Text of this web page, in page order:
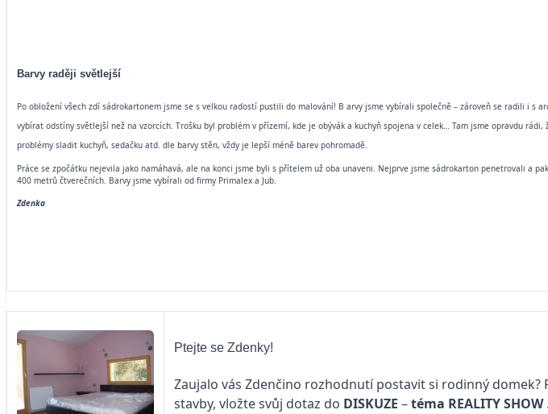
Barvy raději světlejší
Po obložení všech zdí sádrokartonem jsme se s velkou radostí pustili do malování! B arvy jsme vybírali společně – zároveň se radili i s
vybírat odstíny světlejší než na vzorcích. Trošku byl problém v přízemí, kde je obývák a kuchyň spojena v celek… Tam jsme opravdu
problémy sladit kuchyň, sedačku atd. dle barvy stěn, vždy je lepší méně barev pohromadě.
Práce se zpočátku nejevila jako namáhavá, ale na konci jsme byli s přítelem už oba unaveni. Nejprve jsme sádrokarton penetrovali a
400 metrů čtverečních. Barvy jsme vybírali od firmy Primalex a Jub.
Zdenka
Ptejte se Zdenky!
Zaujalo vás Zdenčino rozhodnutí postavit si rodinný
stavby, vložte svůj dotaz do DISKUZE –téma REALITY SHOW